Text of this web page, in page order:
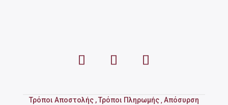
Τρόποι Αποστολής ,Τρόποι Πληρωμής, Απόσυρση